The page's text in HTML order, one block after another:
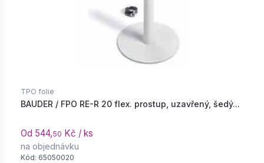
TPO folie
BAUDER / FPO RE-R 20 flex. prostup, uzavřený, šedý...
Od 544,50 Kč / ks
na objednávku
Kód: 65050020